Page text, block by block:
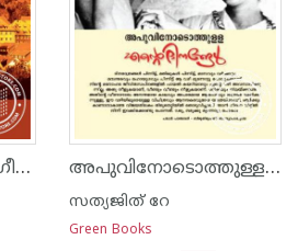
ബേദ‌ന്‍ ബേദനിലെ ഗ്രീഷ്മകാലത്ത് അപുവിനോടൊത്തുള്ള എന്റെ ദിനങ്ങള്‍
സത്യജിത് റേ
Green Books